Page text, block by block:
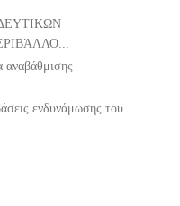
ενδυνάμωσης του